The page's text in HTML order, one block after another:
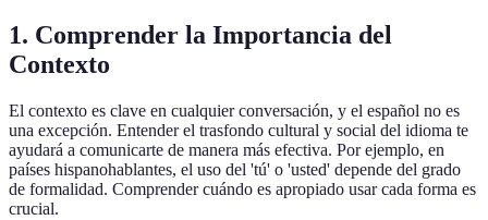
1. Comprender la Importancia del
Contexto
El contexto es clave en cualquier conversación, y el español no es
una excepción. Entender el trasfondo cultural y social del idioma te
ayudará a comunicarte de manera más efectiva. Por ejemplo, en
países hispanohablantes, el uso del 'tú' o 'usted' depende del grado
de formalidad. Comprender cuándo es apropiado usar cada forma es
crucial.